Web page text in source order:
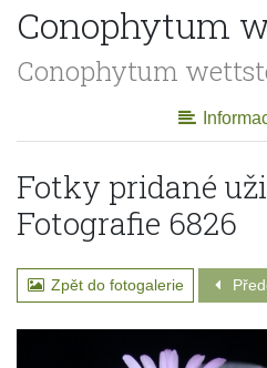
Conophytum
Conophytum
Fotky pridané
Fotografie 6826
Zpět do fotogalerie